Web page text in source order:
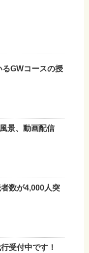
るGWコースの授
景、動画配信
数が4,000人突
受付中です！